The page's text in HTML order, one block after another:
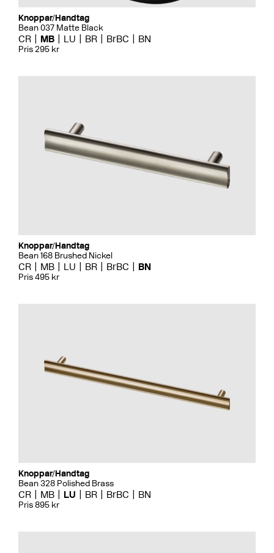
Knoppar/Handtag
Bean 037 Matte Black
CR MB LU BR BrBC BN
Pris 295 kr
Knoppar/Handtag
Bean 168 Brushed Nickel
CR MB LU BR BrBC BN
Pris 495 kr
Knoppar/Handtag
Bean 328 Polished Brass
CR MB LU BR BrBC BN
Pris 895 kr